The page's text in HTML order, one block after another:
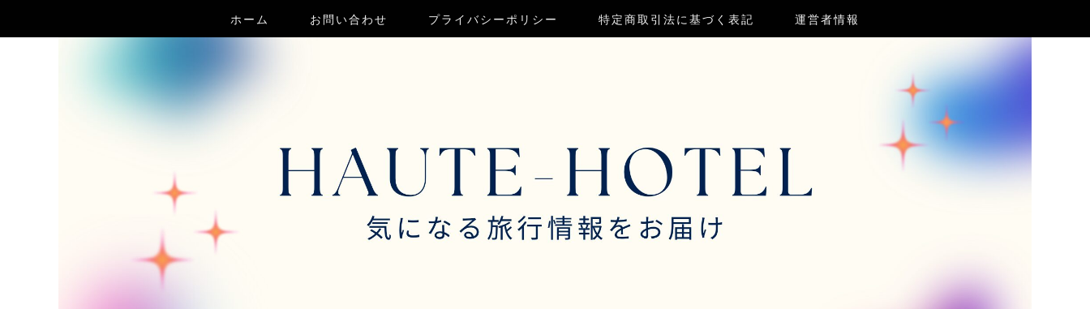
ホーム お問い合わせ プライバシーポリシー 特定商取引法に基づく表記 運営者情報